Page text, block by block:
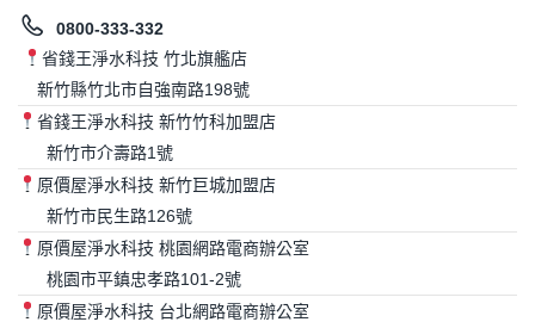
0800-333-332
省錢王淨水科技 竹北旗艦店
新竹縣竹北市自強南路198號
省錢王淨水科技 新竹竹科加盟店
新竹市介壽路1號
原價屋淨水科技 新竹巨城加盟店
新竹市民生路126號
原價屋淨水科技 桃園網路電商辦公室
桃園市平鎮忠孝路101-2號
原價屋淨水科技 台北網路電商辦公室